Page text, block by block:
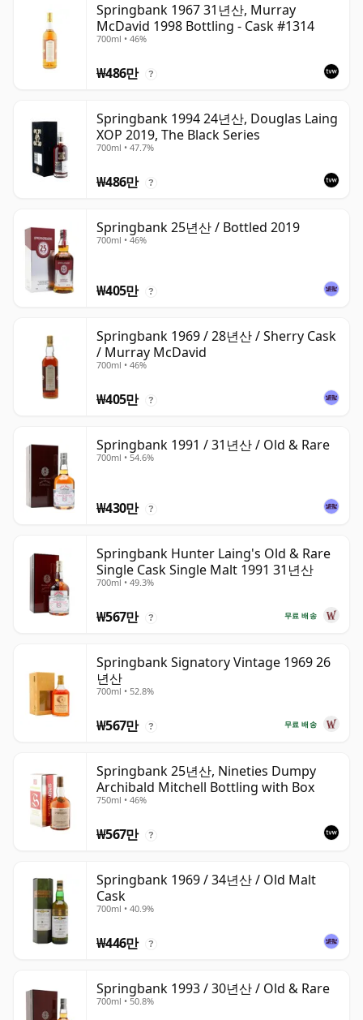
Springbank 1967 31년산, Murray
McDavid 1998 Bottling - Cask #1314
700ml • 46%
₩486만 ?
Springbank 1994 24년산, Douglas Laing
XOP 2019, The Black Series
700ml • 47.7%
₩486만 ?
Springbank 25년산 / Bottled 2019
700ml • 46%
₩405만 ?
Springbank 1969 / 28년산 / Sherry Cask
/ Murray McDavid
700ml • 46%
₩405만 ?
Springbank 1991 / 31년산 / Old & Rare
700ml • 54.6%
₩430만 ?
Springbank Hunter Laing's Old & Rare
Single Cask Single Malt 1991 31년산
700ml • 49.3%
무료 배송
₩567만 ?
Springbank Signatory Vintage 1969 26
년산
700ml • 52.8%
무료 배송
₩567만 ?
Springbank 25년산, Nineties Dumpy
Archibald Mitchell Bottling with Box
750ml • 46%
₩567만 ?
Springbank 1969 / 34년산 / Old Malt
Cask
700ml • 40.9%
₩446만 ?
Springbank 1993 / 30년산 / Old & Rare
700ml • 50.8%